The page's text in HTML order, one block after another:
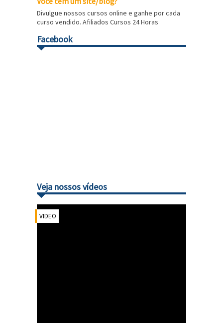
Divulgue nossos cursos online e ganhe por cada
curso vendido. Afiliados Cursos 24 Horas
Facebook
Veja nossos vídeos
VIDEO